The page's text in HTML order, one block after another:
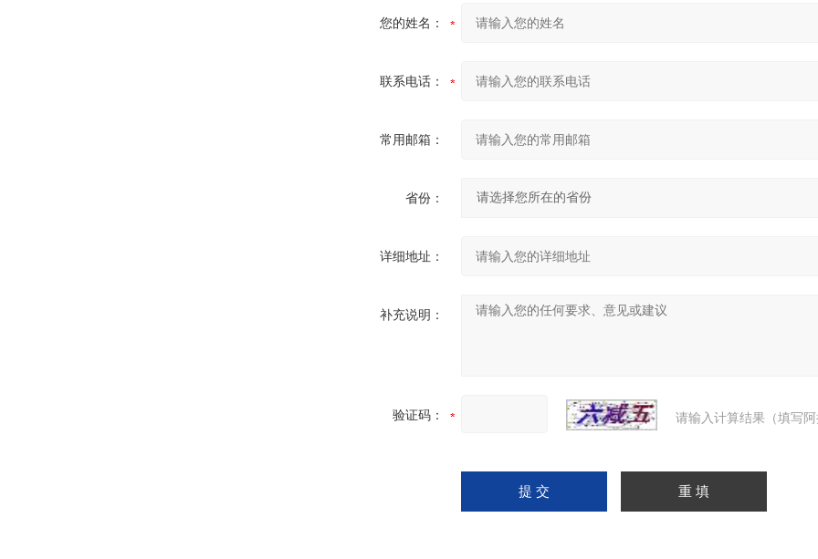
您的姓名：
联系电话：
常用邮箱：
省份：
详细地址：
补充说明：
验证码： 请输入计算结果（填写